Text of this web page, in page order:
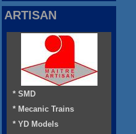
ARTISAN
* SMD
* Mecanic Trains
* YD Models